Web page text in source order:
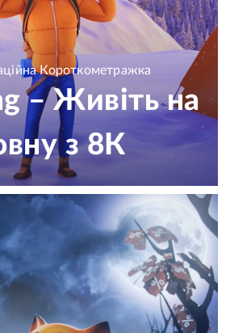
Короткометражка
– Живіть на
з 8К